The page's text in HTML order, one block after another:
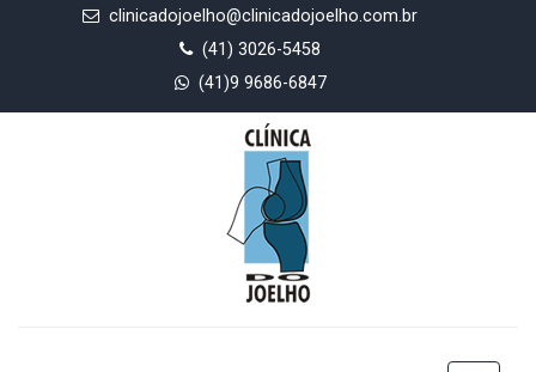
clinicadojoelho@clinicadojoelho.com.br
(41) 3026-5458
(41)9 9686-6847